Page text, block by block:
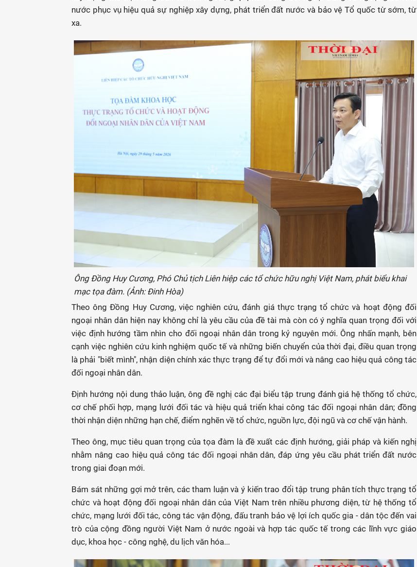
nước phục vụ hiệu quả sự nghiệp xây dựng, phát triển đất nước và bảo vệ Tổ quốc từ sớm, từ
xa.
Ông Đồng Huy Cương, Phó Chủ tịch Liên hiệp các tổ chức hữu nghị Việt Nam, phát biểu khai
mạc tọa đàm. (Ảnh: Đinh Hòa)
Theo ông Đồng Huy Cương, việc nghiên cứu, đánh giá thực trạng tổ chức và hoạt động đối
ngoại nhân dân hiện nay không chỉ là yêu cầu của đề tài mà còn có ý nghĩa quan trọng đối với
việc định hướng tầm nhìn cho đối ngoại nhân dân trong kỷ nguyên mới. Ông nhấn mạnh, bên
cạnh việc nghiên cứu kinh nghiệm quốc tế và những biến chuyển của thời đại, điều quan trọng
là phải "biết mình", nhận diện chính xác thực trạng để tự đổi mới và nâng cao hiệu quả công tác
đối ngoại nhân dân.
Định hướng nội dung thảo luận, ông đề nghị các đại biểu tập trung đánh giá hệ thống tổ chức,
cơ chế phối hợp, mạng lưới đối tác và hiệu quả triển khai công tác đối ngoại nhân dân; đồng
thời nhận diện những hạn chế, điểm nghẽn về tổ chức, nguồn lực, đội ngũ và cơ chế vận hành.
Theo ông, mục tiêu quan trọng của tọa đàm là đề xuất các định hướng, giải pháp và kiến nghị
nhằm nâng cao hiệu quả công tác đối ngoại nhân dân, đáp ứng yêu cầu phát triển đất nước
trong giai đoạn mới.
Bám sát những gợi mở trên, các tham luận và ý kiến trao đổi tập trung phân tích thực trạng tổ
chức và hoạt động đối ngoại nhân dân của Việt Nam trên nhiều phương diện, từ hệ thống tổ
chức, mạng lưới đối tác, công tác vận động, đấu tranh bảo vệ lợi ích quốc gia - dân tộc đến vai
trò của cộng đồng người Việt Nam ở nước ngoài và hợp tác quốc tế trong các lĩnh vực giáo
dục, khoa học - công nghệ, du lịch văn hóa...